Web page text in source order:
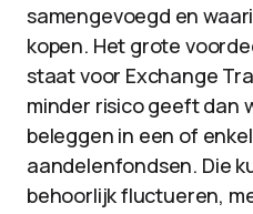
samengevoegd en
kopen. Het grote
staat voor Exchange
minder risico geeft dan
beleggen in een of
aandelenfondsen. Die
behoorlijk fluctueren,